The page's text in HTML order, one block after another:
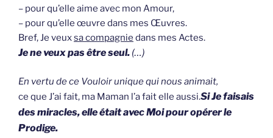
– pour qu’elle aime avec mon Amour,
– pour qu’elle œuvre dans mes Œuvres.
Bref, Je veuxsa compagnie dans mes Actes.
Je ne veux pas être seul. (…)
En vertu de ce Vouloir unique qui nous animait,
ce que J’ai fait, ma Maman l’a fait elle aussi.Si Je faisais
des miracles, elle était avec Moi pour opérer le
Prodige.